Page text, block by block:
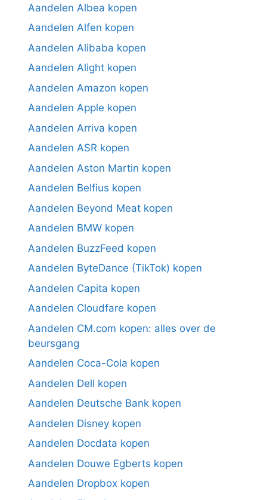
Aandelen Albea kopen
Aandelen Alfen kopen
Aandelen Alibaba kopen
Aandelen Alight kopen
Aandelen Amazon kopen
Aandelen Apple kopen
Aandelen Arriva kopen
Aandelen ASR kopen
Aandelen Aston Martin kopen
Aandelen Belfius kopen
Aandelen Beyond Meat kopen
Aandelen BMW kopen
Aandelen BuzzFeed kopen
Aandelen ByteDance (TikTok) kopen
Aandelen Capita kopen
Aandelen Cloudfare kopen
Aandelen CM.com kopen: alles over de
beursgang
Aandelen Coca-Cola kopen
Aandelen Dell kopen
Aandelen Deutsche Bank kopen
Aandelen Disney kopen
Aandelen Docdata kopen
Aandelen Douwe Egberts kopen
Aandelen Dropbox kopen